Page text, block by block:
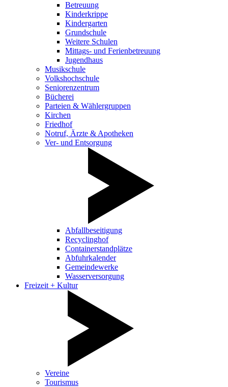
Betreuung
Kinderkrippe
Kindergarten
Grundschule
Weitere Schulen
Mittags- und Ferienbetreuung
Jugendhaus
Musikschule
Volkshochschule
Seniorenzentrum
Bücherei
Parteien & Wählergruppen
Kirchen
Friedhof
Notruf, Ärzte & Apotheken
Ver- und Entsorgung
Abfallbeseitigung
Recyclinghof
Containerstandplätze
Abfuhrkalender
Gemeindewerke
Wasserversorgung
Freizeit + Kultur
Vereine
Tourismus